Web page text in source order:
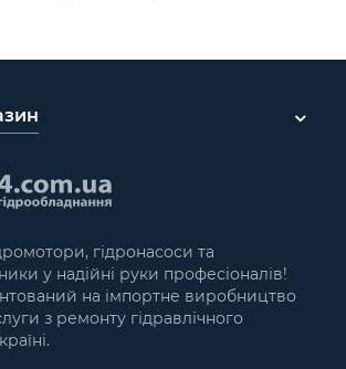
гідронасоси та
у надійні руки професіоналів!
на імпортне виробництво
з ремонту гідравлічного